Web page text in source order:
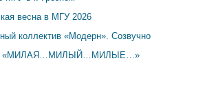
весна в МГУ 2026
коллектив «Модерн». Созвучно
«МИЛАЯ…МИЛЫЙ…МИЛЫЕ…»